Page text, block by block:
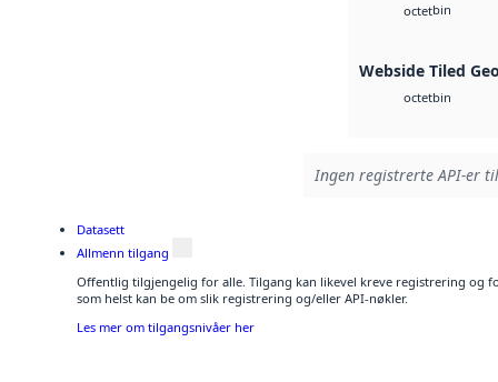
octetbin
Webside Tiled
octetbin
Ingen registrerte API-er
Datasett
Allmenn tilgang
Offentlig tilgjengelig for alle. Tilgang kan likevel kreve registrering og
som helst kan be om slik registrering og/eller API-nøkler.
Les mer om tilgangsnivåer her